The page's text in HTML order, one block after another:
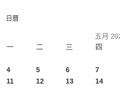
日曆
五月
一
二 三 四
4
5 6 7
11
12 13 14